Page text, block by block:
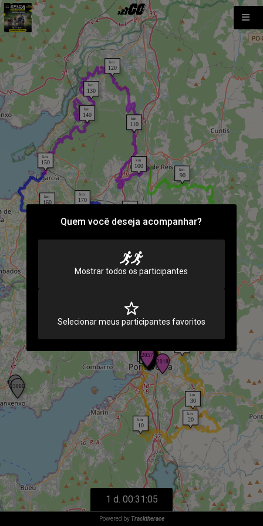
Quem você deseja acompanhar?
Mostrar todos os participantes
Selecionar meus participantes favoritos
Powered by Tracktherace
Carregando
1 d. 00:31:05